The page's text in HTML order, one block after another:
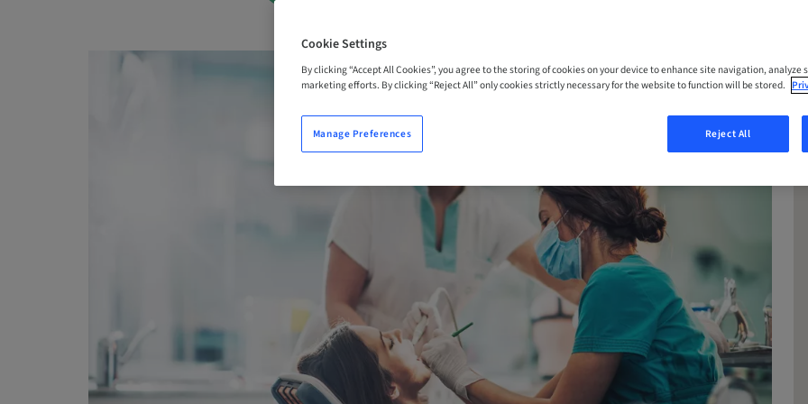
Cookie Settings
By clicking “Accept All Cookies”, you agree to the storing of cookies on your device to enhance site navigation, analyze
marketing efforts. By clicking “Reject All” only cookies strictly necessary for the website to function will be stored.
Reject All
Manage Preferences